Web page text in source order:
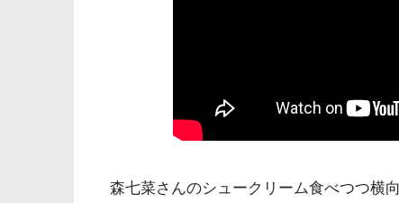
森七菜さんのシュークリーム食べつつ横